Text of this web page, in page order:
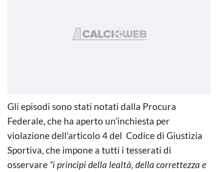
Gli episodi sono stati notati dalla Procura
Federale, che ha aperto un’inchiesta per
violazione dell’articolo 4 del Codice di Giustizia
Sportiva, che impone a tutti i tesserati di
osservare “i principi della lealtà, della correttezza e